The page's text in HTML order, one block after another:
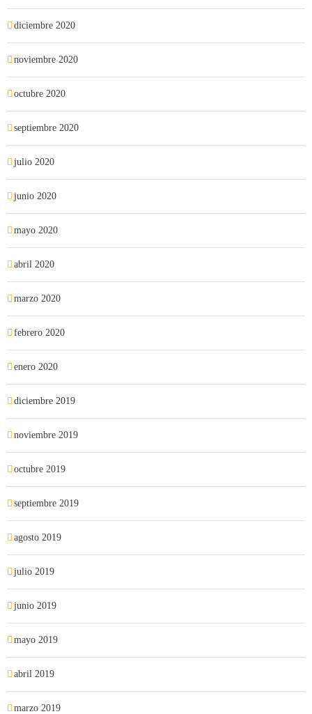
diciembre 2020
noviembre 2020
octubre 2020
septiembre 2020
julio 2020
junio 2020
mayo 2020
abril 2020
marzo 2020
febrero 2020
enero 2020
diciembre 2019
noviembre 2019
octubre 2019
septiembre 2019
agosto 2019
julio 2019
junio 2019
mayo 2019
abril 2019
marzo 2019